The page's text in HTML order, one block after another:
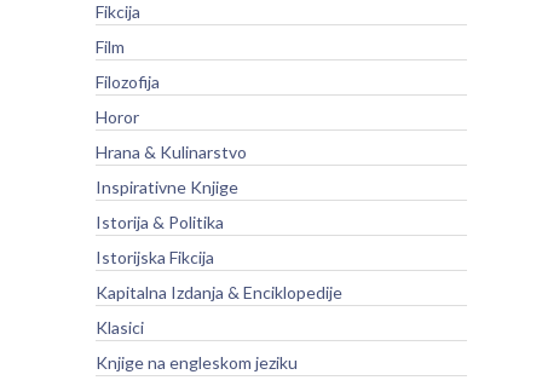
Fikcija
Film
Filozofija
Horor
Hrana & Kulinarstvo
Inspirativne Knjige
Istorija & Politika
Istorijska Fikcija
Kapitalna Izdanja & Enciklopedije
Klasici
Knjige na engleskom jeziku